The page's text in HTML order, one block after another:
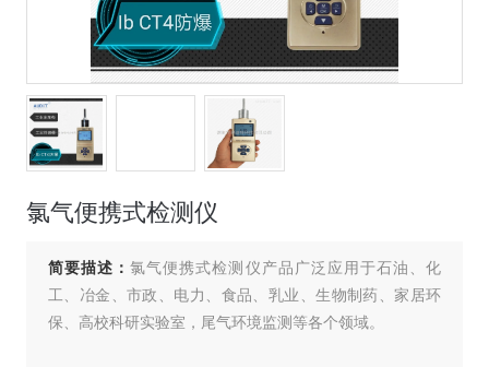
氯气便携式检测仪
简要描述：氯气便携式检测仪产品广泛应用于石油、化
工、冶金、市政、电力、食品、乳业、生物制药、家居环
保、高校科研实验室，尾气环境监测等各个领域。